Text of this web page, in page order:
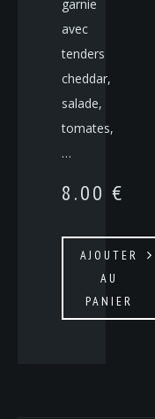
garnie
avec
tenders
cheddar,
salade,
tomates,
…
8.00 €
AJOUTER
AU
PANIER